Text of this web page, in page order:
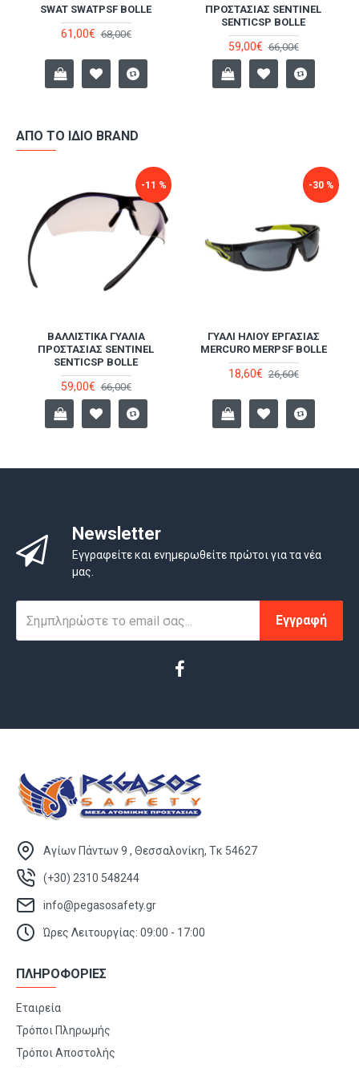
SWAT SWATPSF BOLLE
61,00€ 68,00€
ΠΡΟΣΤΑΣΊΑΣ SENTINEL
SENTICSP BOLLE
59,00€ 66,00€
ΑΠΌ ΤΟ ΊΔΙΟ BRAND
-11 %
ΒΑΛΛΙΣΤΙΚΆ ΓΥΑΛΙΆ
ΠΡΟΣΤΑΣΊΑΣ SENTINEL
SENTICSP BOLLE
59,00€ 66,00€
-30 %
ΓΥΑΛΊ ΗΛΊΟΥ ΕΡΓΑΣΊΑΣ
MERCURO MERPSF BOLLE
18,60€ 26,60€
Newsletter
Εγγραφείτε και ενημερωθείτε πρώτοι για τα νέα
μας.
Εγγραφή
Αγίων Πάντων 9 , Θεσσαλονίκη, Τκ 54627
(+30) 2310 548244
info@pegasosafety.gr
Ώρες Λειτουργίας: 09:00 - 17:00
ΠΛΗΡΟΦΟΡΙΕΣ
Εταιρεία
Τρόποι Πληρωμής
Τρόποι Αποστολής